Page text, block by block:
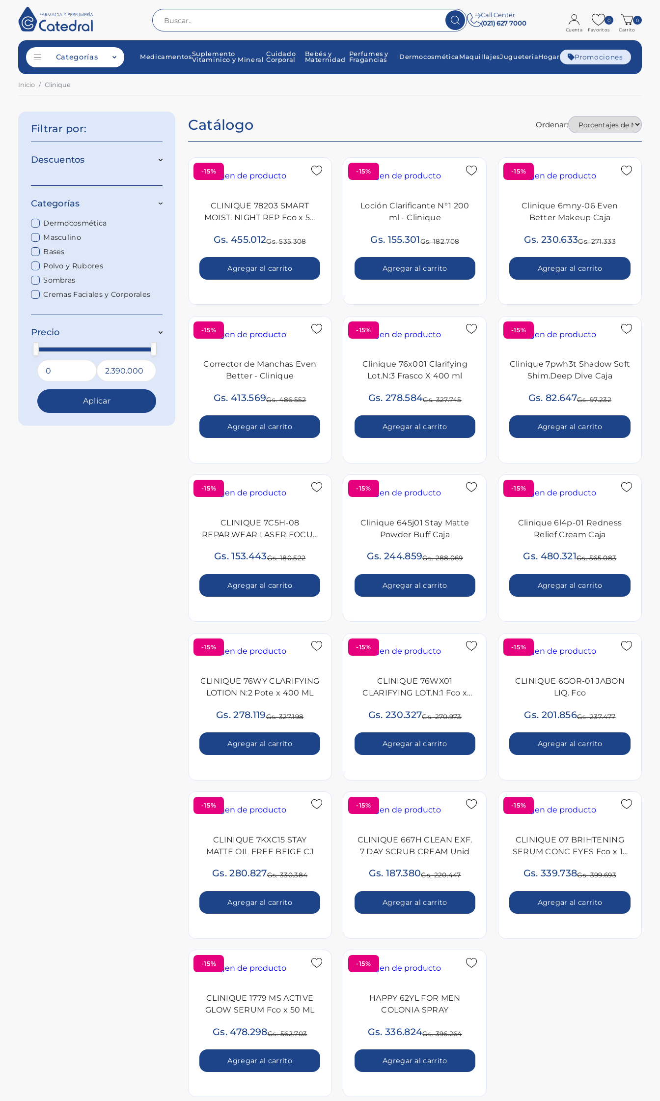
Call Center
(021) 627 7000
Cuenta Favoritos
0
Carrito
0
Categorías MedicamentosSuplemento
Vitaminico y Mineral
Cuidado
Corporal
Bebés y
Maternidad
Perfumes y
Fragancias
Dermocosmética MaquillajesJugueteriaHogar Promociones
Inicio Clinique
Filtrar por:
Descuentos
Categorías
Dermocosmética
Masculino
Bases
Polvo y Rubores
Sombras
Cremas Faciales y Corporales
Precio
Aplicar
Catálogo Ordenar:
-15%
CLINIQUE 78203 SMART
MOIST. NIGHT REP Fco x 50
Gs. 455.012Gs. 535.308
Agregar al carrito
-15%
Loción Clarificante N°1 200
ml - Clinique
Gs. 155.301Gs. 182.708
Agregar al carrito
-15%
Clinique 6mny-06 Even
Better Makeup Caja
Gs. 230.633Gs. 271.333
Agregar al carrito
-15%
Corrector de Manchas Even
Better - Clinique
Gs. 413.569Gs. 486.552
Agregar al carrito
-15%
Clinique 76x001 Clarifying
Lot.N:3 Frasco X 400 ml
Gs. 278.584Gs. 327.745
Agregar al carrito
-15%
Clinique 7pwh3t Shadow Soft
Shim.Deep Dive Caja
Gs. 82.647Gs. 97.232
Agregar al carrito
-15%
CLINIQUE 7C5H-08
REPAR.WEAR LASER FOCUS
Gs. 153.443Gs. 180.522
Agregar al carrito
-15%
Clinique 645j01 Stay Matte
Powder Buff Caja
Gs. 244.859Gs. 288.069
Agregar al carrito
-15%
Clinique 6l4p-01 Redness
Relief Cream Caja
Gs. 480.321Gs. 565.083
Agregar al carrito
-15%
CLINIQUE 76WY CLARIFYING
LOTION N:2 Pote x 400 ML
Gs. 278.119Gs. 327.198
Agregar al carrito
-15%
CLINIQUE 76WX01
CLARIFYING LOT.N:1 Fco x
Gs. 230.327Gs. 270.973
Agregar al carrito
-15%
CLINIQUE 6GOR-01 JABON
LIQ. Fco
Gs. 201.856Gs. 237.477
Agregar al carrito
-15%
CLINIQUE 7KXC15 STAY
MATTE OIL FREE BEIGE CJ
Gs. 280.827Gs. 330.384
Agregar al carrito
-15%
CLINIQUE 667H CLEAN EXF.
7 DAY SCRUB CREAM Unid
Gs. 187.380Gs. 220.447
Agregar al carrito
-15%
CLINIQUE 07 BRIHTENING
SERUM CONC EYES Fco x 15
Gs. 339.738Gs. 399.693
Agregar al carrito
-15%
CLINIQUE 1779 MS ACTIVE
GLOW SERUM Fco x 50 ML
Gs. 478.298Gs. 562.703
Agregar al carrito
-15%
HAPPY 62YL FOR MEN
COLONIA SPRAY
Gs. 336.824Gs. 396.264
Agregar al carrito